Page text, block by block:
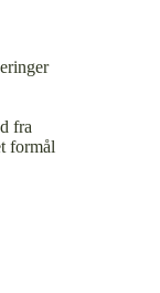
fra
formål